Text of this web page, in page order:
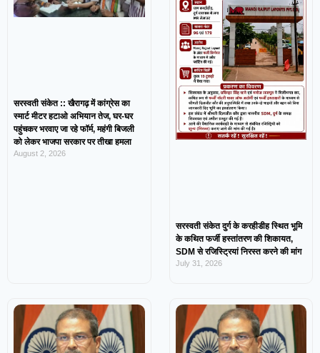
सरस्वती संकेत :: खैरागढ़ में कांग्रेस का
स्मार्ट मीटर हटाओ अभियान तेज, घर-घर
पहुंचकर भरवाए जा रहे फॉर्म, महंगी बिजली
को लेकर भाजपा सरकार पर तीखा हमला
August 2, 2026
सरस्वती संकेत दुर्ग के करहीडीह स्थित भूमि
के कथित फर्जी हस्तांतरण की शिकायत,
SDM से रजिस्ट्रियां निरस्त करने की मांग
July 31, 2026